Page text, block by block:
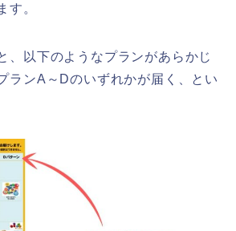
す。
、以下のようなプランがあらかじ
ランA～Dのいずれかが届く、とい